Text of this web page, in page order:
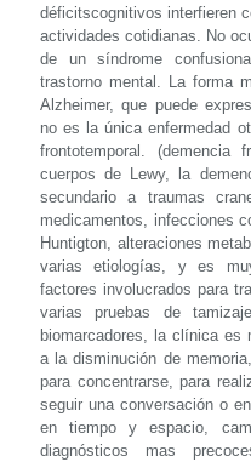
déficitscognitivos interfieren
actividades cotidianas. No
de un síndrome
trastorno mental. La forma
Alzheimer, que puede
no es la única enfermedad
frontotemporal. (demencia
cuerpos de Lewy, la
secundario a traumas
medicamentos, infecciones
Huntigton, alteraciones
varias etiologías, y es
factores involucrados para
varias pruebas de
biomarcadores, la clínica es
a la disminución de
para concentrarse, para
seguir una conversación o
en tiempo y espacio,
diagnósticos mas